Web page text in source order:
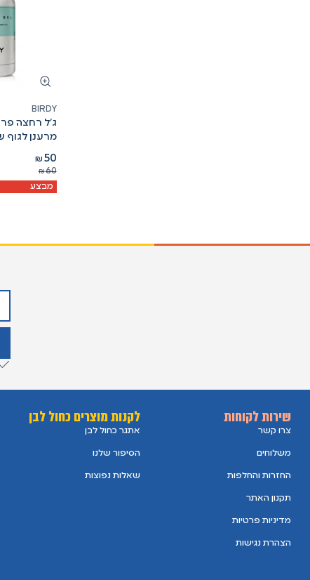
BIRDY
ג'ל רחצה
מרענן לגוף
₪60
₪ 50
מבצע
שירות לקוחות
צרו קשר
משלוחים
החזרות והחלפות
תקנון האתר
מדיניות פרטיות
הצהרת נגישות
לקנות מוצרים כחול לבן
אתגר כחול לבן
הסיפור שלנו
שאלות נפוצות